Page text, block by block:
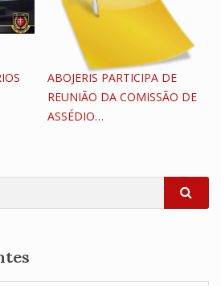
ABOJERIS PARTICIPA DE
REUNIÃO DA COMISSÃO DE
ASSÉDIO…